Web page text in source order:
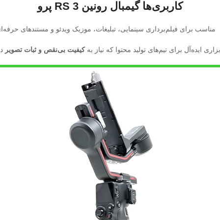
کاربری‌ها گیمبال رونین RS 3 پرو
مناسب برای فیلم‌برداری سینمایی، تبلیغات، موزیک ویدئو و مستندهای
ایده‌آل برای تیم‌های تولید محتوا که نیاز بهکیفیت بی‌نقص و ثبات تصویر